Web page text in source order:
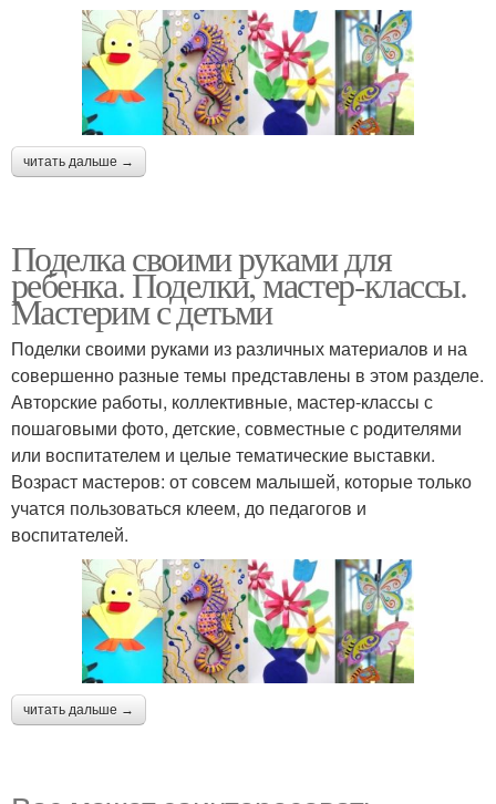
читать дальше →
Поделка своими руками для
ребенка. Поделки, мастер-классы.
Мастерим с детьми
Поделки своими руками из различных материалов и на
совершенно разные темы представлены в этом разделе.
Авторские работы, коллективные, мастер-классы с
пошаговыми фото, детские, совместные с родителями
или воспитателем и целые тематические выставки.
Возраст мастеров: от совсем малышей, которые только
учатся пользоваться клеем, до педагогов и
воспитателей.
читать дальше →